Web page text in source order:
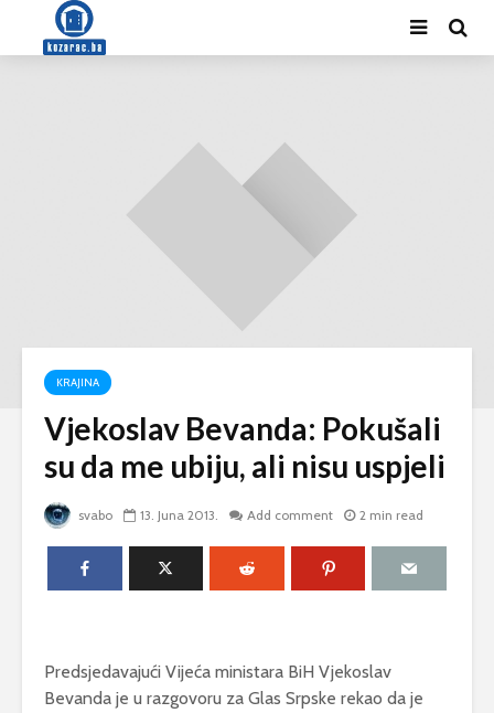
KRAJINA
Vjekoslav Bevanda: Pokušali
su da me ubiju, ali nisu uspjeli
svabo 13. Juna 2013. Add comment 2 min read
Predsjedavajući Vijeća ministara BiH Vjekoslav
Bevanda je u razgovoru za Glas Srpske rekao da je